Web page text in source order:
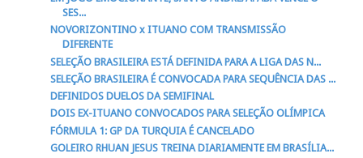
SES...
NOVORIZONTINO x ITUANO COM TRANSMISSÃO
DIFERENTE
SELEÇÃO BRASILEIRA ESTÁ DEFINIDA PARA A LIGA DAS N...
SELEÇÃO BRASILEIRA É CONVOCADA PARA SEQUÊNCIA DAS ...
DEFINIDOS DUELOS DA SEMIFINAL
DOIS EX-ITUANO CONVOCADOS PARA SELEÇÃO OLÍMPICA
FÓRMULA 1: GP DA TURQUIA É CANCELADO
GOLEIRO RHUAN JESUS TREINA DIARIAMENTE EM BRASÍLIA...